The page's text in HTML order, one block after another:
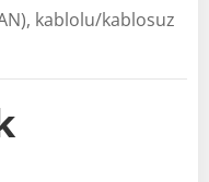
kablolu/kablosuz